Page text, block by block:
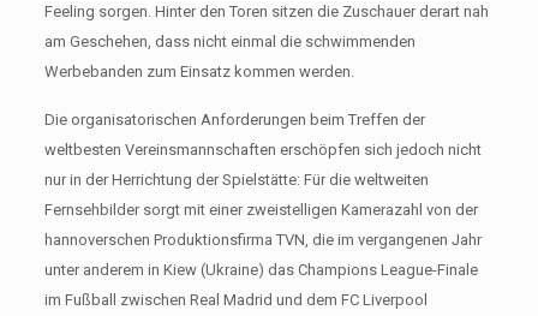
Feeling sorgen. Hinter den Toren sitzen die Zuschauer derart nah
am Geschehen, dass nicht einmal die schwimmenden
Werbebanden zum Einsatz kommen werden.
Die organisatorischen Anforderungen beim Treffen der
weltbesten Vereinsmannschaften erschöpfen sich jedoch nicht
nur in der Herrichtung der Spielstätte: Für die weltweiten
Fernsehbilder sorgt mit einer zweistelligen Kamerazahl von der
hannoverschen Produktionsfirma TVN, die im vergangenen Jahr
unter anderem in Kiew (Ukraine) das Champions League-Finale
im Fußball zwischen Real Madrid und dem FC Liverpool